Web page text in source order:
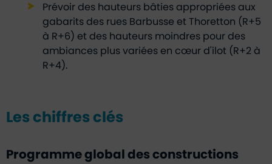
Prévoir des hauteurs bâties appropriées aux
gabarits des rues Barbusse et Thoretton (R+5
à R+6) et des hauteurs moindres pour des
ambiances plus variées en cœur d'ilot (R+2 à
R+4).
Les chiffres clés
Programme global des constructions